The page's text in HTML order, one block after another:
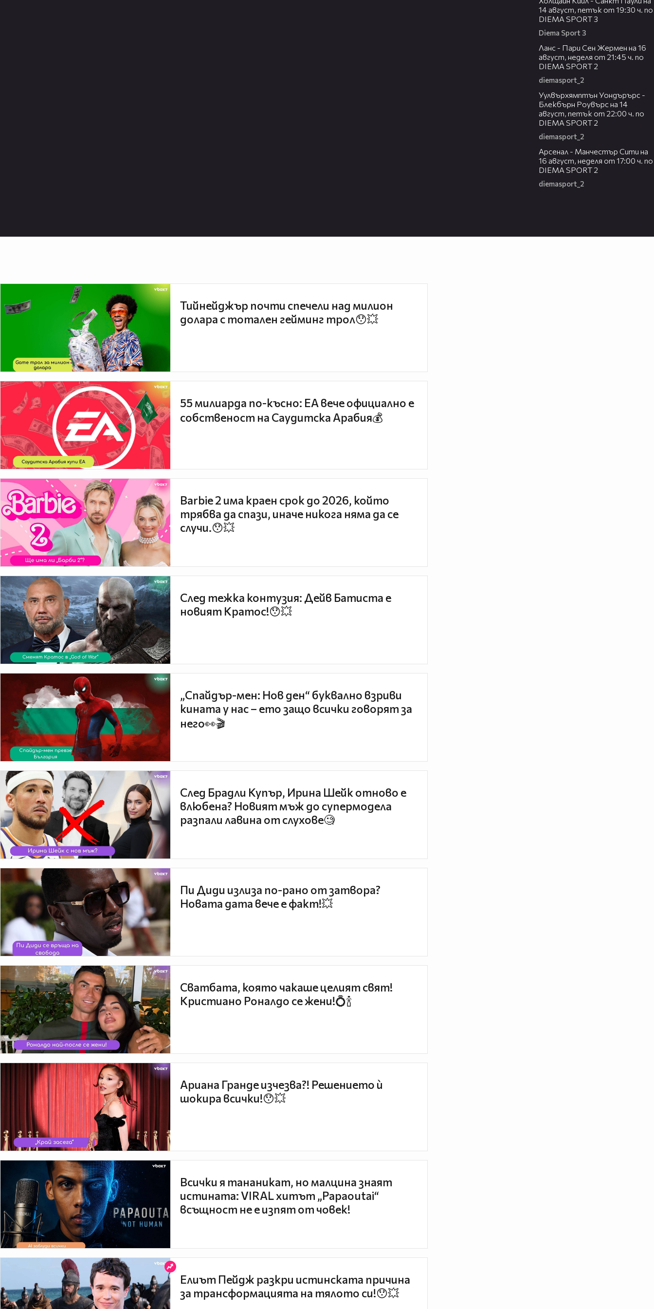
14 август, петък от 19:30 ч. по
DIEMA SPORT 3
Diema Sport 3
Ланс - Пари Сен Жермен на 16
август, неделя от 21:45 ч. по
DIEMA SPORT 2
diemasport_2
Уулвърхямптън Уондърърс -
Блекбърн Роувърс на 14
август, петък от 22:00 ч. по
DIEMA SPORT 2
diemasport_2
Арсенал - Манчестър Сити на
16 август, неделя от 17:00 ч. по
DIEMA SPORT 2
diemasport_2
Тийнейджър почти спечели над милион
долара с тотален гейминг трол😯💥
55 милиарда по-късно: EA вече официално е
собственост на Саудитска Арабия💰
Barbie 2 има краен срок до 2026, който
трябва да спази, иначе никога няма да се
случи.😯💥
След тежка контузия: Дейв Батиста е
новият Кратос!😯💥
„Спайдър-мен: Нов ден“ буквално взриви
кината у нас – ето защо всички говорят за
него👀🎬
След Брадли Купър, Ирина Шейк отново е
влюбена? Новият мъж до супермодела
разпали лавина от слухове🧐
Пи Диди излиза по-рано от затвора?
Новата дата вече е факт!💥
Сватбата, която чакаше целият свят!
Кристиано Роналдо се жени!💍🍾
Ариана Гранде изчезва?! Решението ѝ
шокира всички!😯💥
Всички я тананикат, но малцина знаят
истината: VIRAL хитът „Papaoutai“
всъщност не е изпят от човек!
Елиът Пейдж разкри истинската причина
за трансформацията на тялото си!😯💥